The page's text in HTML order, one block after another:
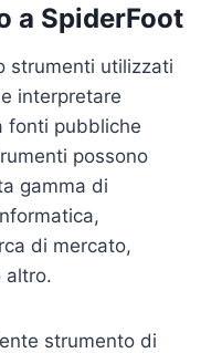
a SpiderFoot
strumenti utilizzati
interpretare
fonti pubbliche
possono
gamma di
di mercato,
altro.
strumento di